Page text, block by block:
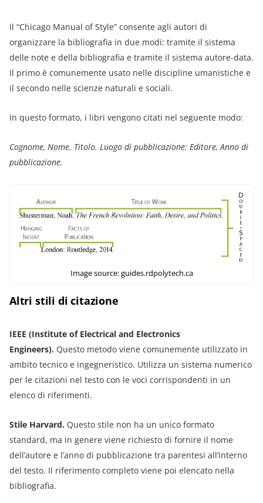
Il “Chicago Manual of Style” consente agli autori di
organizzare la bibliografia in due modi: tramite il sistema
delle note e della bibliografia e tramite il sistema autore-data.
Il primo è comunemente usato nelle discipline umanistiche e
il secondo nelle scienze naturali e sociali.
In questo formato, i libri vengono citati nel seguente modo:
Cognome, Nome. Titolo. Luogo di pubblicazione: Editore, Anno di
pubblicazione.
Image source: guides.rdpolytech.ca
Altri stili di citazione
IEEE (Institute of Electrical and Electronics
Engineers). Questo metodo viene comunemente utilizzato in
ambito tecnico e ingegneristico. Utilizza un sistema numerico
per le citazioni nel testo con le voci corrispondenti in un
elenco di riferimenti.
Stile Harvard. Questo stile non ha un unico formato
standard, ma in genere viene richiesto di fornire il nome
dell’autore e l’anno di pubblicazione tra parentesi all’interno
del testo. Il riferimento completo viene poi elencato nella
bibliografia.